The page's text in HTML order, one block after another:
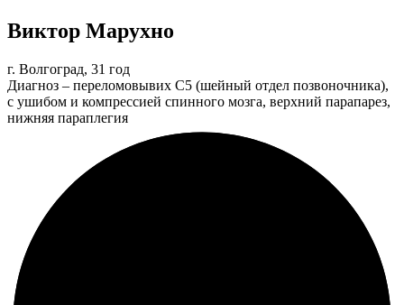
Виктор Марухно
г. Волгоград, 31 год
Диагноз – переломовывих С5 (шейный отдел позвоночника),
с ушибом и компрессией спинного мозга, верхний парапарез,
нижняя параплегия